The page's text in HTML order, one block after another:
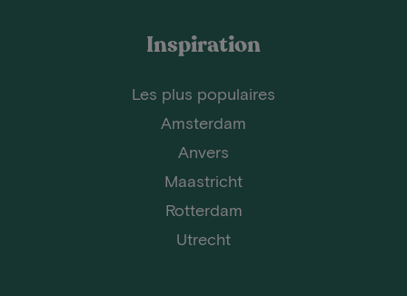
Inspiration
Les plus populaires
Amsterdam
Anvers
Maastricht
Rotterdam
Utrecht